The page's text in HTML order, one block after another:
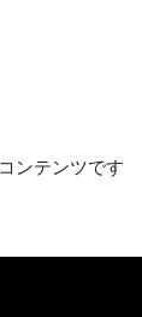
ンテンツです